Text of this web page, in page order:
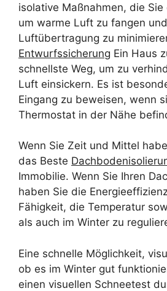
isolative Maßnahmen, die
um warme Luft zu fangen
Luftübertragung zu
Entwurfssicherung Ein Haus
schnellste Weg, um zu
Luft einsickern. Es ist
Eingang zu beweisen, wenn
Thermostat in der Nähe
Wenn Sie Zeit und Mittel
das Beste
Immobilie. Wenn Sie Ihren
haben Sie die
Fähigkeit, die Temperatur
als auch im Winter zu
Eine schnelle Möglichkeit,
ob es im Winter gut
einen visuellen Schneetest